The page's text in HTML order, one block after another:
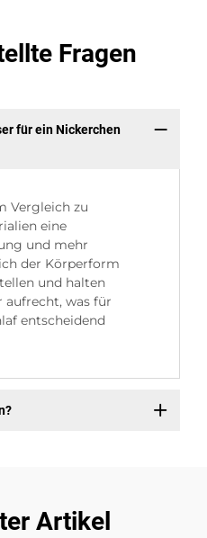
Fragen
für ein Nickerchen
Vergleich zu
eine
und mehr
der Körperform
und halten
aufrecht, was für
entscheidend
Artikel